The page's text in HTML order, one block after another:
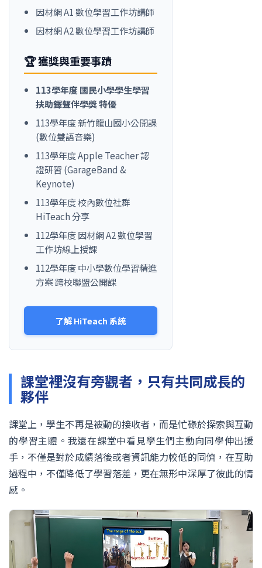
因材網 A1 數位學習工作坊講師
因材網 A2 數位學習工作坊講師
🏆 獲獎與重要事蹟
113學年度 國民小學學生學習
扶助鐸聲伴學獎 特優
113學年度 新竹龍山國小公開課
(數位雙語音樂)
113學年度 Apple Teacher 認
證研習 (GarageBand &
Keynote)
113學年度 校內數位社群
HiTeach 分享
112學年度 因材網 A2 數位學習
工作坊線上授課
112學年度 中小學數位學習精進
方案 跨校聯盟公開課
了解 HiTeach 系統
課堂裡沒有旁觀者，只有共同成長的
夥伴
課堂上，學生不再是被動的接收者，而是忙碌於探索與互動
的學習主體。我還在課堂中看見學生們主動向同學伸出援
手，不僅是對於成績落後或者資訊能力較低的同儕，在互助
過程中，不僅降低了學習落差，更在無形中深厚了彼此的情
感。